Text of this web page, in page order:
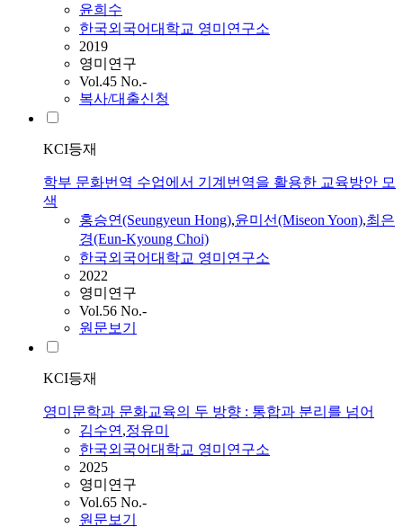
윤희수
한국외국어대학교 영미연구소
2019
영미연구
Vol.45 No.-
복사/대출신청
KCI등재
학부 문화번역 수업에서 기계번역을 활용한 교육방안 모
색
홍승연(Seungyeun Hong),윤미선(Miseon Yoon),최은
경(Eun-Kyoung Choi)
한국외국어대학교 영미연구소
2022
영미연구
Vol.56 No.-
원문보기
KCI등재
영미문학과 문화교육의 두 방향 : 통합과 분리를 넘어
김수연,정유미
한국외국어대학교 영미연구소
2025
영미연구
Vol.65 No.-
원문보기